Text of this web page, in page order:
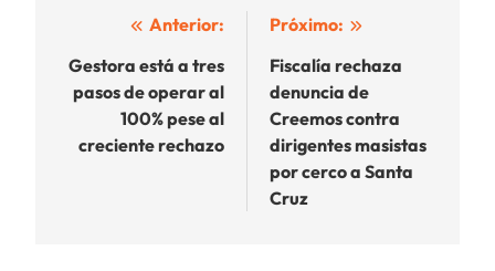
Navegación
de
entradas
Anterior:
Gestora está a tres
pasos de operar al
100% pese al
creciente rechazo
Próximo:
Fiscalía rechaza
denuncia de
Creemos contra
dirigentes masistas
por cerco a Santa
Cruz